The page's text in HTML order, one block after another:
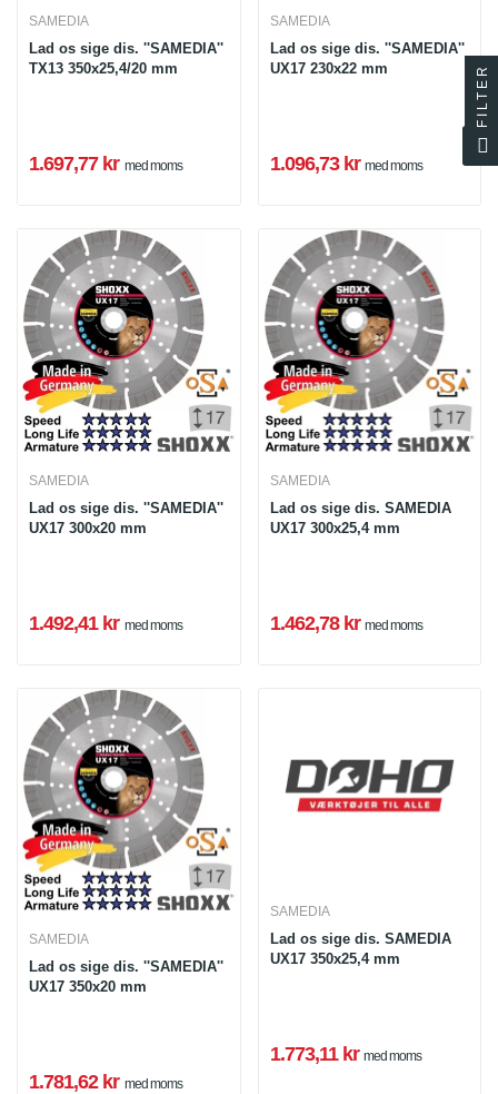
SAMEDIA
Lad os sige dis. ''SAMEDIA''
TX13 350x25,4/20 mm
1.697,77 kr med moms
SAMEDIA
Lad os sige dis. ''SAMEDIA''
UX17 230x22 mm
1.096,73 kr med moms
SAMEDIA
Lad os sige dis. ''SAMEDIA''
UX17 300x20 mm
1.492,41 kr med moms
SAMEDIA
Lad os sige dis. SAMEDIA
UX17 300x25,4 mm
1.462,78 kr med moms
SAMEDIA
Lad os sige dis. ''SAMEDIA''
UX17 350x20 mm
1.781,62 kr med moms
SAMEDIA
Lad os sige dis. SAMEDIA
UX17 350x25,4 mm
1.773,11 kr med moms
FILTER